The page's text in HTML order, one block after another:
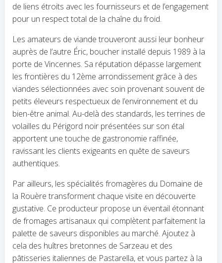
de liens étroits avec les fournisseurs et de l’engagement
pour un respect total de la chaîne du froid.
Les amateurs de viande trouveront aussi leur bonheur
auprès de l’autre Éric, boucher installé depuis 1989 à la
porte de Vincennes. Sa réputation dépasse largement
les frontières du 12ème arrondissement grâce à des
viandes sélectionnées avec soin provenant souvent de
petits éleveurs respectueux de l’environnement et du
bien-être animal. Au-delà des standards, les terrines de
volailles du Périgord noir présentées sur son étal
apportent une touche de gastronomie raffinée,
ravissant les clients exigeants en quête de saveurs
authentiques.
Par ailleurs, les spécialités fromagères du Domaine de
la Rouère transforment chaque visite en découverte
gustative. Ce producteur propose un éventail étonnant
de fromages artisanaux qui complètent parfaitement la
palette de saveurs disponibles au marché. Ajoutez à
cela des huîtres bretonnes de Sarzeau et des
pâtisseries italiennes de Pastarella, et vous partez à la